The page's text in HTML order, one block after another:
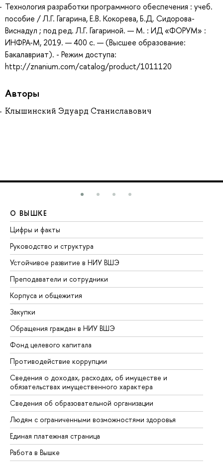
Технология разработки программного обеспечения : учеб.
пособие / Л.Г. Гагарина, Е.В. Кокорева, Б.Д. Сидорова-
Виснадул ; под ред. Л.Г. Гагариной. — М. : ИД «ФОРУМ» :
ИНФРА-М, 2019. — 400 с. — (Высшее образование:
Бакалавриат). - Режим доступа:
http://znanium.com/catalog/product/1011120
Авторы
Клышинский Эдуард Станиславович
О ВЫШКЕ
Цифры и факты
Руководство и структура
Устойчивое развитие в НИУ ВШЭ
Преподаватели и сотрудники
Корпуса и общежития
Закупки
Обращения граждан в НИУ ВШЭ
Фонд целевого капитала
Противодействие коррупции
Сведения о доходах, расходах, об имуществе и
обязательствах имущественного характера
Сведения об образовательной организации
Людям с ограниченными возможностями здоровья
Единая платежная страница
Работа в Вышке